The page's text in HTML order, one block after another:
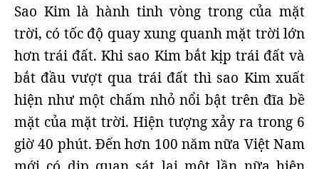
Sao Kim là hành tinh vòng trong của mặt
trời, có tốc độ quay xung quanh mặt trời lớn
hơn trái đất. Khi sao Kim bắt kịp trái đất và
bắt đầu vượt qua trái đất thì sao Kim xuất
hiện như một chấm nhỏ nổi bật trên đĩa bề
mặt của mặt trời. Hiện tượng xảy ra trong 6
giờ 40 phút. Đến hơn 100 năm nữa Việt Nam